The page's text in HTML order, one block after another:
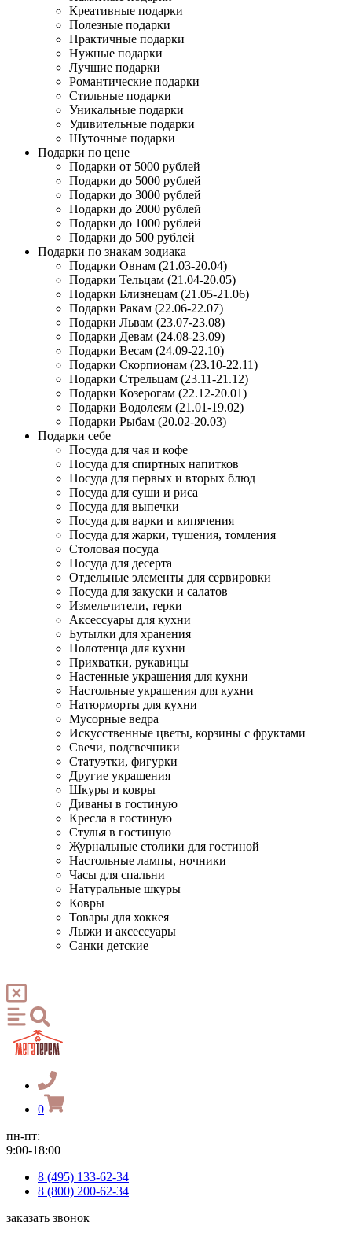
Креативные подарки
Полезные подарки
Практичные подарки
Нужные подарки
Лучшие подарки
Романтические подарки
Стильные подарки
Уникальные подарки
Удивительные подарки
Шуточные подарки
Подарки по цене
Подарки от 5000 рублей
Подарки до 5000 рублей
Подарки до 3000 рублей
Подарки до 2000 рублей
Подарки до 1000 рублей
Подарки до 500 рублей
Подарки по знакам зодиака
Подарки Овнам (21.03-20.04)
Подарки Тельцам (21.04-20.05)
Подарки Близнецам (21.05-21.06)
Подарки Ракам (22.06-22.07)
Подарки Львам (23.07-23.08)
Подарки Девам (24.08-23.09)
Подарки Весам (24.09-22.10)
Подарки Скорпионам (23.10-22.11)
Подарки Стрельцам (23.11-21.12)
Подарки Козерогам (22.12-20.01)
Подарки Водолеям (21.01-19.02)
Подарки Рыбам (20.02-20.03)
Подарки себе
Посуда для чая и кофе
Посуда для спиртных напитков
Посуда для первых и вторых блюд
Посуда для суши и риса
Посуда для выпечки
Посуда для варки и кипячения
Посуда для жарки, тушения, томления
Столовая посуда
Посуда для десерта
Отдельные элементы для сервировки
Посуда для закуски и салатов
Измельчители, терки
Аксессуары для кухни
Бутылки для хранения
Полотенца для кухни
Прихватки, рукавицы
Настенные украшения для кухни
Настольные украшения для кухни
Натюрморты для кухни
Мусорные ведра
Искусственные цветы, корзины с фруктами
Свечи, подсвечники
Статуэтки, фигурки
Другие украшения
Шкуры и ковры
Диваны в гостиную
Кресла в гостиную
Стулья в гостиную
Журнальные столики для гостиной
Настольные лампы, ночники
Часы для спальни
Натуральные шкуры
Ковры
Товары для хоккея
Лыжи и аксессуары
Санки детские
0
пн-пт:
9:00-18:00
8 (495) 133-62-34
8 (800) 200-62-34
заказать звонок